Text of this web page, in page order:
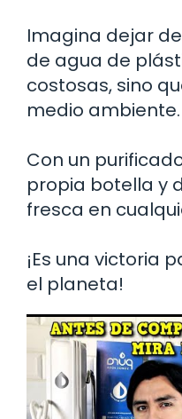
Imagina dejar
de agua de
costosas, sino
medio ambiente.
Con un
propia botella y
fresca en
¡Es una victoria
el planeta!